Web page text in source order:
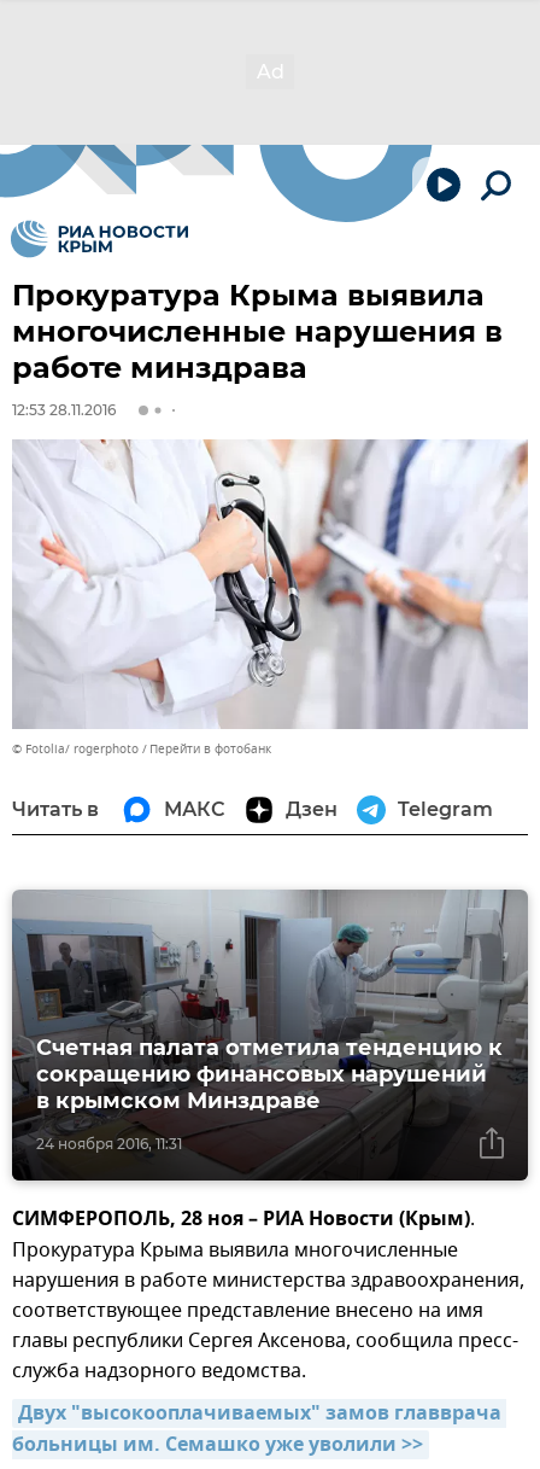
Прокуратура Крыма выявила
многочисленные нарушения в
работе минздрава
12:53 28.11.2016
© Fotolia/ rogerphoto Перейти в фотобанк
Читать в МАКС Дзен Telegram
24 ноября 2016, 11:31
Счетная палата отметила тенденцию к
сокращению финансовых нарушений
в крымском Минздраве
СИМФЕРОПОЛЬ, 28 ноя – РИА Новости (Крым).
Прокуратура Крыма выявила многочисленные
нарушения в работе министерства здравоохранения,
соответствующее представление внесено на имя
главы республики Сергея Аксенова, сообщила пресс-
служба надзорного ведомства.
Двух "высокооплачиваемых" замов главврача
больницы им. Семашко уже уволили >>